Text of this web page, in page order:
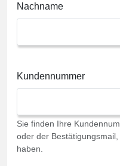
Nachname
Kundennummer
Sie finden Ihre
oder der
haben.